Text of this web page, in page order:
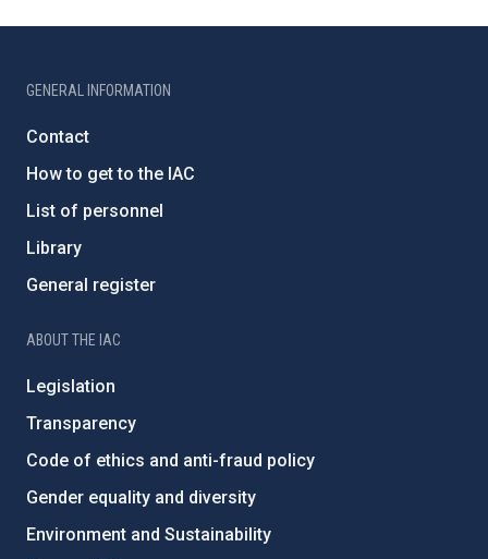
GENERAL INFORMATION
Contact
How to get to the IAC
List of personnel
Library
General register
ABOUT THE IAC
Legislation
Transparency
Code of ethics and anti-fraud policy
Gender equality and diversity
Environment and Sustainability